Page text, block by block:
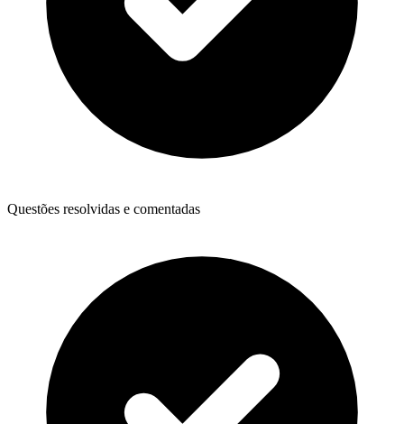
Questões resolvidas e comentadas